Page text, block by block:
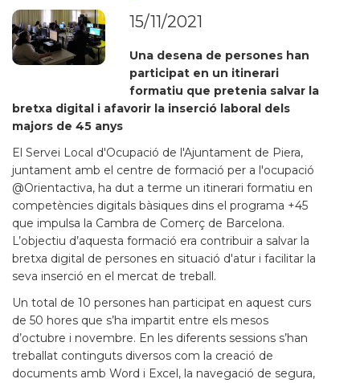
15/11/2021
Una desena de persones han
participat en un itinerari
formatiu que pretenia salvar la
bretxa digital i afavorir la inserció laboral dels
majors de 45 anys
El Servei Local d'Ocupació de l'Ajuntament de Piera,
juntament amb el centre de formació per a l'ocupació
@Orientactiva, ha dut a terme un itinerari formatiu en
competències digitals bàsiques dins el programa +45
que impulsa la Cambra de Comerç de Barcelona.
L’objectiu d’aquesta formació era contribuir a salvar la
bretxa digital de persones en situació d'atur i facilitar la
seva inserció en el mercat de treball.
Un total de 10 persones han participat en aquest curs
de 50 hores que s’ha impartit entre els mesos
d’octubre i novembre. En les diferents sessions s’han
treballat continguts diversos com la creació de
documents amb Word i Excel, la navegació de segura,